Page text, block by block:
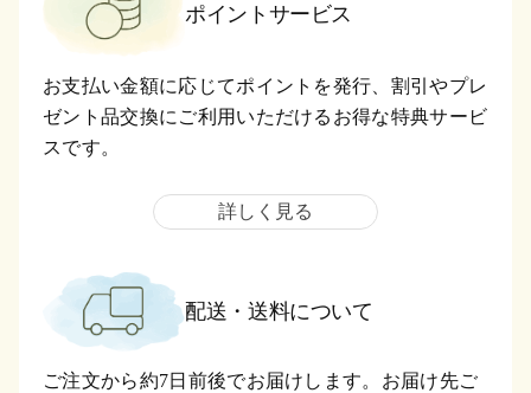
ポイントサービス
お支払い金額に応じてポイントを発行、割引やプレ
ゼント品交換にご利用いただけるお得な特典サービ
スです。
詳しく見る
配送・送料について
ご注文から約7日前後でお届けします。お届け先ご